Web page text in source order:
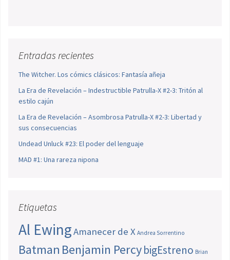
Entradas recientes
The Witcher. Los cómics clásicos: Fantasía añeja
La Era de Revelación – Indestructible Patrulla-X #2-3: Tritón al
estilo cajún
La Era de Revelación – Asombrosa Patrulla-X #2-3: Libertad y
sus consecuencias
Undead Unluck #23: El poder del lenguaje
MAD #1: Una rareza nipona
Etiquetas
Al EwingAmanecer de X Andrea Sorrentino
Batman Benjamin PercybigEstreno Brian